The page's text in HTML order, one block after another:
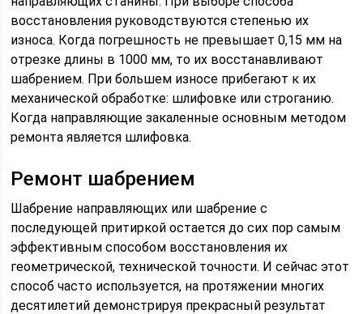
восстановления руководствуются степенью их
износа. Когда погрешность не превышает 0,15 мм на
отрезке длины в 1000 мм, то их восстанавливают
шабрением. При большем износе прибегают к их
механической обработке: шлифовке или строганию.
Когда направляющие закаленные основным методом
ремонта является шлифовка.
Ремонт шабрением
Шабрение направляющих или шабрение с
последующей притиркой остается до сих пор самым
эффективным способом восстановления их
геометрической, технической точности. И сейчас этот
способ часто используется, на протяжении многих
десятилетий демонстрируя прекрасный результат